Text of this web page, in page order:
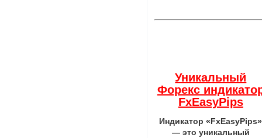
Уникальный
Форекс
FxEasyPips
Индикатор «FxEasyPips»
— это уникальный